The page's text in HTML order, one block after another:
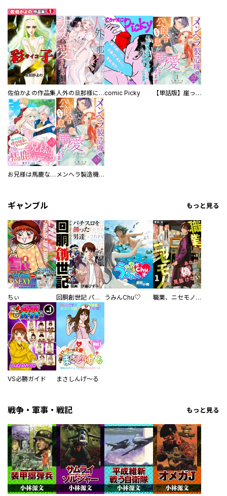
佐伯かよの作品集 人外の旦那様に娶られ毎晩ナカまで愛される…。アンソロジーcomic Picky 【単話版】崖っぷち令嬢ですが、意地と策略で幸せになります！シリーズ
お兄様は馬鹿なんですか？～地味王女は婚約破棄に巻き込まれる～ メンヘラ製造機の公爵令息（過保護）が溺愛してきます
ギャンブル もっと見る
ちぃ 回胴創世記 パチスロを創った男達 うみんChu♡ 職業、ニセモノ～あなたに偽は見抜けない【電子単行本版】
VS必勝ガイド まさしんげ～る
戦争・軍事・戦記 もっと見る